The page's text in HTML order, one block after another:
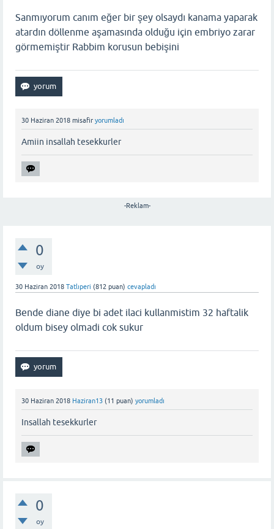
Sanmıyorum canım eğer bir şey olsaydı kanama yaparak
atardın döllenme aşamasında olduğu için embriyo zarar
görmemiştir Rabbim korusun bebişini
30 Haziran 2018 misafir yorumladı
Amiin insallah tesekkurler
-Reklam-
0
oy
30 Haziran 2018 Tatlıperi (812 puan) cevapladı
Bende diane diye bi adet ilaci kullanmistim 32 haftalik
oldum bisey olmadi cok sukur
30 Haziran 2018 Haziran13 (11 puan) yorumladı
Insallah tesekkurler
0
oy